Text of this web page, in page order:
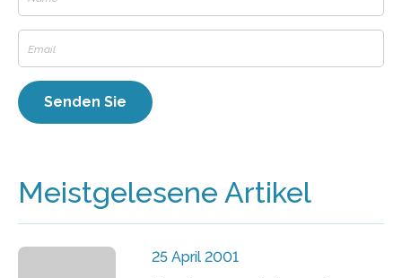
Meistgelesene Artikel
25 April 2001